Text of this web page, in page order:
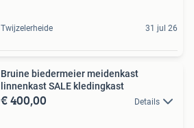
Twijzelerheide 31 jul 26
Bruine biedermeier meidenkast
linnenkast SALE kledingkast
€ 400,00 Details